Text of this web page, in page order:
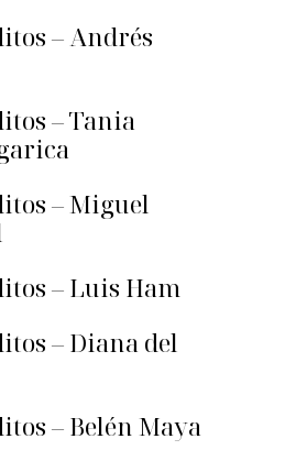
– Andrés
– Tania
– Miguel
– Luis Ham
– Diana del
– Belén Maya